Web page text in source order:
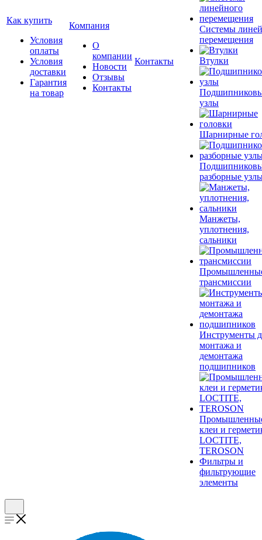
Как купить
Условия
оплаты
Условия
доставки
Гарантия
на товар
Компания
О
компании
Новости
Отзывы
Контакты
Контакты
Системы
перемещения
Втулки
узлы
Шарнирные
разборные
Манжеты,
уплотнения,
сальники
трансмиссии
Инструменты
монтажа и
демонтажа
подшипников
клеи и
LOCTITE,
TEROSON
Фильтры и
фильтрующие
элементы